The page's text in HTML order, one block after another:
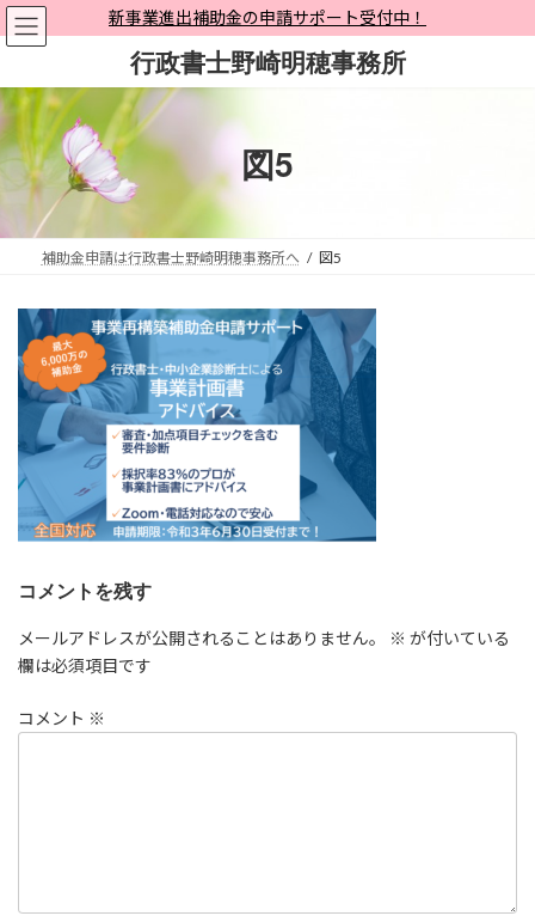
コ
ン
ン
ツ
へ
ス
キ
ッ
ナ
ビ
ー
シ
ョ
ン
に
移
新事業進出補助金の申請サポート受付中！
行政書士野崎明穂事務所
図5
補助金申請は行政書士野崎明穂事務所へ 図5
コメントを残す
メールアドレスが公開されることはありません。 ※ が付いている
欄は必須項目です
コメント ※